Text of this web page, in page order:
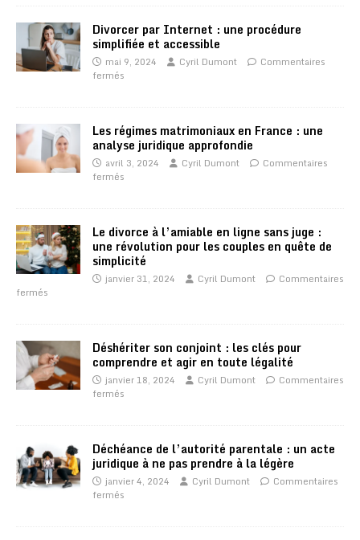
Divorcer par Internet : une procédure
simplifiée et accessible
mai 9, 2024 Cyril Dumont
Commentaires
fermés
Les régimes matrimoniaux en France : une
analyse juridique approfondie
avril 3, 2024 Cyril Dumont
Commentaires
fermés
Le divorce à l’amiable en ligne sans juge :
une révolution pour les couples en quête de
simplicité
janvier 31, 2024 Cyril Dumont
Commentaires
fermés
Déshériter son conjoint : les clés pour
comprendre et agir en toute légalité
janvier 18, 2024 Cyril Dumont
Commentaires
fermés
Déchéance de l’autorité parentale : un acte
juridique à ne pas prendre à la légère
janvier 4, 2024 Cyril Dumont
Commentaires
fermés